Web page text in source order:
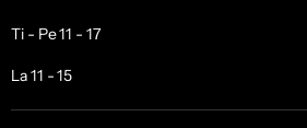
Ti - Pe 11 - 17
La 11 - 15